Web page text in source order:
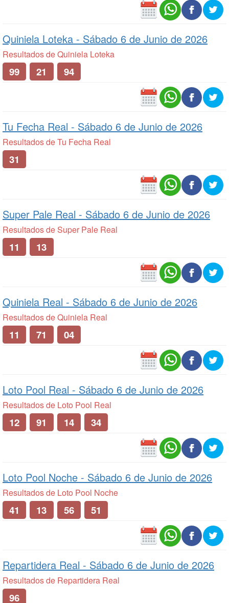
Quiniela Loteka - Sábado 6 de Junio de 2026
Resultados de Quiniela Loteka
99 21 94
Tu Fecha Real - Sábado 6 de Junio de 2026
Resultados de Tu Fecha Real
31
Super Pale Real - Sábado 6 de Junio de 2026
Resultados de Super Pale Real
11 13
Quiniela Real - Sábado 6 de Junio de 2026
Resultados de Quiniela Real
11 71 04
Loto Pool Real - Sábado 6 de Junio de 2026
Resultados de Loto Pool Real
12 91 14 34
Loto Pool Noche - Sábado 6 de Junio de 2026
Resultados de Loto Pool Noche
41 13 56 51
Repartidera Real - Sábado 6 de Junio de 2026
Resultados de Repartidera Real
96